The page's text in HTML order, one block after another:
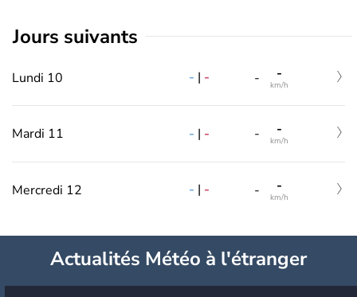
jours suivants
Lundi 10 - | - - -
km/h
Mardi 11 - | - - -
km/h
Mercredi 12 - | - - -
km/h
Actualités Météo à l'étranger